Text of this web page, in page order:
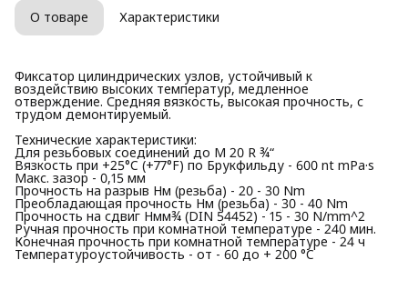
О товаре Характеристики
Фиксатор цилиндрических узлов, устойчивый к
воздействию высоких температур, медленное
отверждение. Средняя вязкость, высокая прочность, с
трудом демонтируемый.
Технические характеристики:
Для резьбовых соединений до M 20 R ¾“
Вязкость при +25°C (+77°F) по Брукфильду - 600 nt mPa·s
Макс. зазор - 0,15 мм
Прочность на разрыв Нм (резьба) - 20 - 30 Nm
Преобладающая прочность Нм (резьба) - 30 - 40 Nm
Прочность на сдвиг Нмм¾ (DIN 54452) - 15 - 30 N/mm^2
Ручная прочность при комнатной температуре - 240 мин.
Конечная прочность при комнатной температуре - 24 ч
Температуроустойчивость - от - 60 до + 200 °C